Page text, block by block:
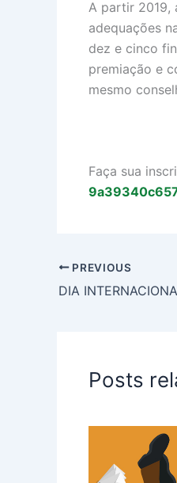
A partir 2019,
adequações
dez e cinco
premiação e
mesmo
Faça sua
PREVIOUS
DIA
Posts